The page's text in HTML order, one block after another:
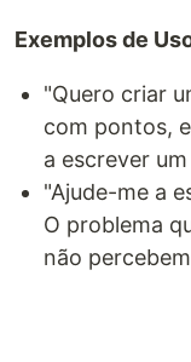
Exemplos de
"Quero criar
com pontos,
a escrever um
"Ajude-me a
O problema
não